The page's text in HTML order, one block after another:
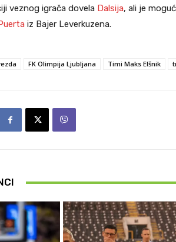
veznog igrača dovela Dalsija, ali je
iz Bajer Leverkuzena.
FK Olimpija Ljubljana Timi Maks Elšnik